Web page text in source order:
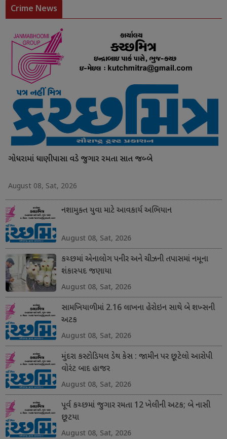
Crime News
ગોધરામાં ધાણીપાસા વડે જુગાર રમતા સાત જબ્બે
August 08, Sat, 2026
નશામુક્ત યુવા માટે આવકાર્ય અભિયાન
August 08, Sat, 2026
કચ્છમાં એનાલોગ પનીર અને ચીઝની તપાસમાં નમૂના
શંકાસ્પદ જણાયા
August 08, Sat, 2026
સામખિયાળીમાં 2.16 લાખના હેરોઇન સાથે બે શખ્સની
અટક
August 08, Sat, 2026
મુંદરા કસ્ટોડિયલ ડેથ કેસ : જામીન પર છૂટેલો આરોપી
વોરંટ બાદ હાજર
August 08, Sat, 2026
પૂર્વ કચ્છમાં જુગાર રમતા 12 ખેલીની અટક; બે નાસી
છૂટયા
August 08, Sat, 2026